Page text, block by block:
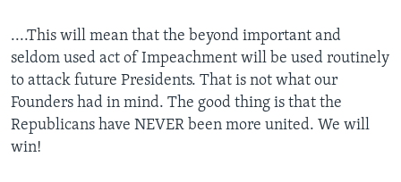
....This will mean that the beyond important and
seldom used act of Impeachment will be used routinely
to attack future Presidents. That is not what our
Founders had in mind. The good thing is that the
Republicans have NEVER been more united. We will
win!